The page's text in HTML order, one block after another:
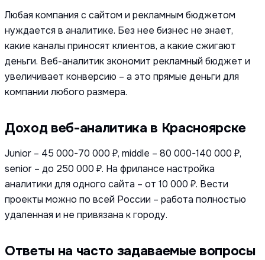
Любая компания с сайтом и рекламным бюджетом
нуждается в аналитике. Без нее бизнес не знает,
какие каналы приносят клиентов, а какие сжигают
деньги. Веб-аналитик экономит рекламный бюджет и
увеличивает конверсию – а это прямые деньги для
компании любого размера.
Доход веб-аналитика в Красноярске
Junior – 45 000-70 000 ₽, middle – 80 000-140 000 ₽,
senior – до 250 000 ₽. На фрилансе настройка
аналитики для одного сайта – от 10 000 ₽. Вести
проекты можно по всей России – работа полностью
удаленная и не привязана к городу.
Ответы на часто задаваемые вопросы